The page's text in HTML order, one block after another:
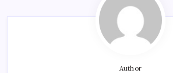
Author